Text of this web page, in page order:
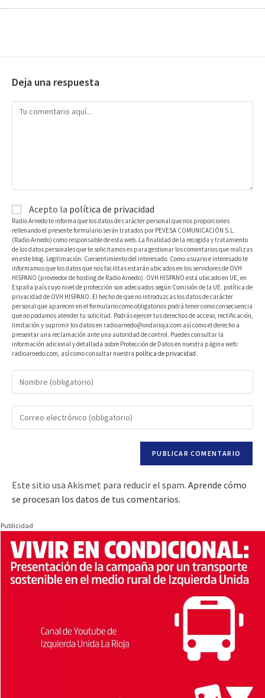
Deja una respuesta
Acepto la política de privacidad
Radio Arnedo te informa que los datos de carácter personal que nos proporciones
rellenando el presente formulario serán tratados por PEVESA COMUNICACIÓN S.L.
(Radio Arnedo) como responsable de esta web. La finalidad de la recogida y tratamiento
de los datos personales que te solicitamos es para gestionar los comentarios que realizas
en este blog. Legitimación: Consentimiento del interesado. Como usuario e interesado te
informamos que los datos que nos facilitas estarán ubicados en los servidores de OVH
HISPANO (proveedor de hosting de Radio Arnedo). OVH HISPANO está ubicado en UE, en
España país cuyo nivel de protección son adecuados según Comisión de la UE. política de
privacidad de OVH HISPANO. El hecho de que no introduzcas los datos de carácter
personal que aparecen en el formulario como obligatorios podrá tener como consecuencia
que no podamos atender tu solicitud. Podrás ejercer tus derechos de acceso, rectificación,
limitación y suprimir los datos en radioarnedo@ondarioja.com así como el derecho a
presentar una reclamación ante una autoridad de control. Puedes consultar la
información adicional y detallada sobre Protección de Datos en nuestra página web:
radioarnedo.com, así como consultar nuestra política de privacidad.
Este sitio usa Akismet para reducir el spam. Aprende cómo
se procesan los datos de tus comentarios.
Publicidad